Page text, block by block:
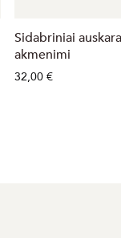
Sidabriniai
akmenimi
32,00 €